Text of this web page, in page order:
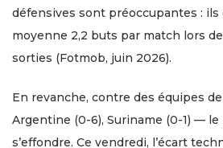
défensives sont préoccupantes :
moyenne 2,2 buts par match lors
sorties (Fotmob, juin 2026).
En revanche, contre des équipes
Argentine (0-6), Suriname (0-1) —
s’effondre. Ce vendredi, l’écart